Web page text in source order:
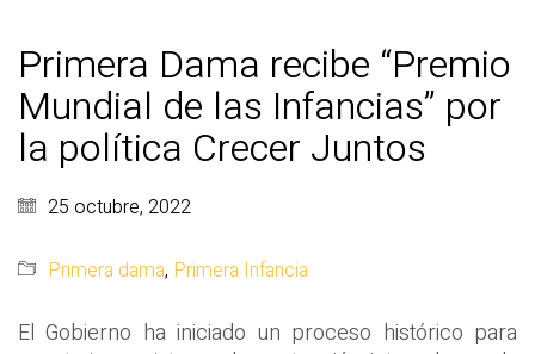
Primera Dama recibe “Premio
Mundial de las Infancias” por
la política Crecer Juntos
25 octubre, 2022
Primera dama, Primera Infancia
El Gobierno ha iniciado un proceso histórico para